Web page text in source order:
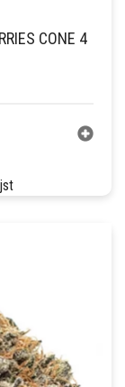
CONE 4